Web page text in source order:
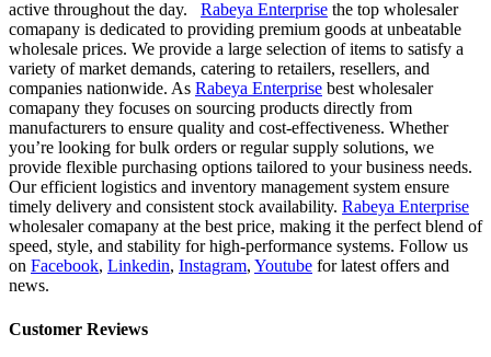
active throughout the day. Rabeya Enterprise the top wholesaler
comapany is dedicated to providing premium goods at unbeatable
wholesale prices. We provide a large selection of items to satisfy a
variety of market demands, catering to retailers, resellers, and
companies nationwide. As Rabeya Enterprise best wholesaler
comapany they focuses on sourcing products directly from
manufacturers to ensure quality and cost-effectiveness. Whether
you’re looking for bulk orders or regular supply solutions, we
provide flexible purchasing options tailored to your business needs.
Our efficient logistics and inventory management system ensure
timely delivery and consistent stock availability. Rabeya Enterprise
wholesaler comapany at the best price, making it the perfect blend of
speed, style, and stability for high-performance systems. Follow us
on Facebook, Linkedin, Instagram, Youtube for latest offers and
news.
Customer Reviews